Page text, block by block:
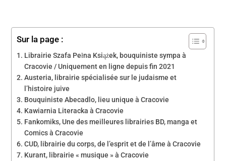
Sur la page :
Librairie Szafa Pełna Książek, bouquiniste sympa à
Cracovie / Uniquement en ligne depuis fin 2021
Austeria, librairie spécialisée sur le judaisme et
l’histoire juive
Bouquiniste Abecadlo, lieu unique à Cracovie
Kawiarnia Literacka à Cracovie
Fankomiks, Une des meilleures librairies BD, manga et
Comics à Cracovie
CUD, librairie du corps, de l’esprit et de l’âme à Cracovie
Kurant, librairie « musique » à Cracovie